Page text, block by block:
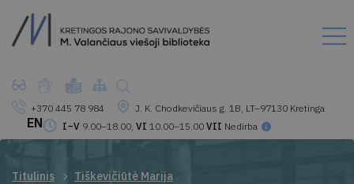
+370 445 78 984
J. K. Chodkevičiaus g. 1B, LT–97130 Kretinga
I–V 9.00–18.00, VI 10.00–15.00 VII Nedirba
EN
Titulinis Tiškevičiūtė Marija